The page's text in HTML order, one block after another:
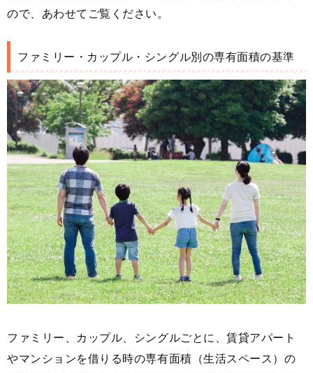
ので、あわせてご覧ください。
ファミリー・カップル・シングル別の専有面積の基準
ファミリー、カップル、シングルごとに、賃貸アパート
やマンションを借りる時の専有面積（生活スペース）の